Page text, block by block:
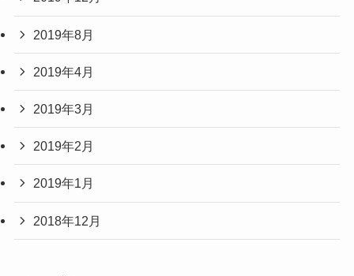
2019年8月
2019年4月
2019年3月
2019年2月
2019年1月
2018年12月